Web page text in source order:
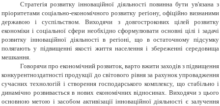
Стратегія розвитку інноваційної діяльності повинна бути ув'язана з
пріоритетами соціально-економічного розвитку регіону, офіційно визнаними
державою і суспільством. Виходячи з довгострокових цілей розвитку
економіки і соціальної сфери необхідно сформулювати основні цілі і задачі
розвитку інноваційної діяльності в регіоні, що в остаточному підсумку
полягають у підвищенні якості життя населення і збереженні середовища
мешкання.
Говорячи про економічний розвиток, варто вжити заходів з підвищення
конкурентноздатності продукції до світового рівня за рахунок упровадження
сучасних технологій і створення господарського комплексу, що стабільно і
динамічно розвивається в нових економічних відносинах. Виходячи з цього
основною метою і засобом активізації інноваційної діяльності є залучення